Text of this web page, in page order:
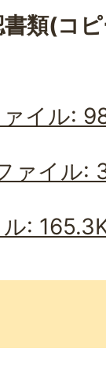
類(コ
イル:
ァイル:
: